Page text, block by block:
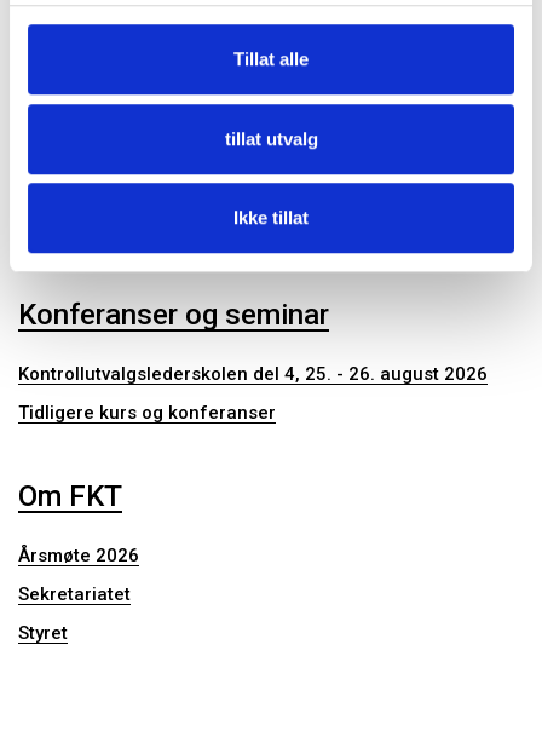
Tillat alle
tillat utvalg
Ikke tillat
Kontrollutvalg
Kontrollutvalgssekretariat
Konferanser og seminar
Kontrollutvalgslederskolen del 4, 25. - 26. august 2026
Tidligere kurs og konferanser
Om FKT
Årsmøte 2026
Sekretariatet
Styret